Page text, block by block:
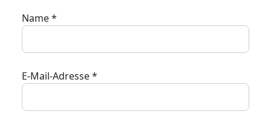
Name*
E-Mail-Adresse*